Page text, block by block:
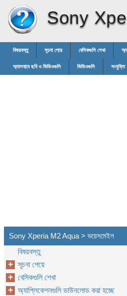
Sony
বিষয়বস্তু সূচনা পেয়ে বেসিকগুলি শেখা
অ্যালবামে ছবি ও ভিডিওগুলি ভিডিওগুলি সংযুক্তি
Sony Xperia M2 Aqua > ভয়েসমেইল
বিষয়বস্তু
সূচনা পেয়ে
বেসিকগুলি শেখা
অ্যাপ্লিকেশনগুলি ডাউনলোড করা হচ্ছে